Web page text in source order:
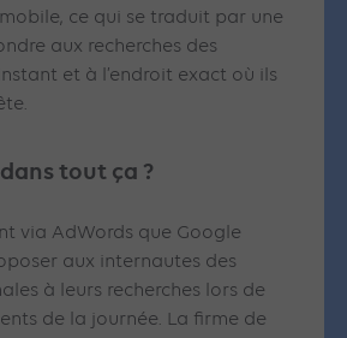
ce qui se traduit par une
aux recherches des
et à l’endroit exact où ils
tout ça ?
via AdWords que Google
aux internautes des
à leurs recherches lors de
de la journée. La firme de